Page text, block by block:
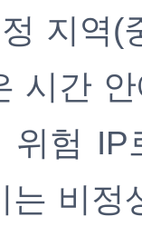
지역(
시간
위험
는 비정